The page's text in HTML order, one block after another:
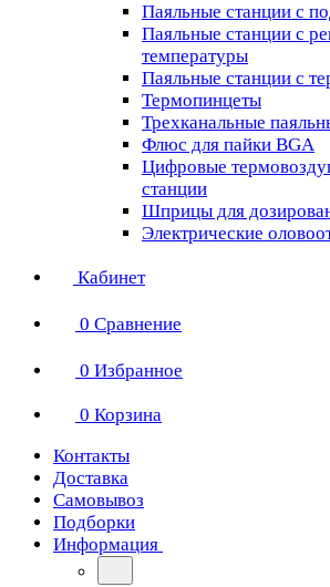
Паяльные станции с
Паяльные станции с
температуры
Паяльные станции с
Термопинцеты
Трехканальные
Флюс для пайки BGA
Цифровые
станции
Шприцы для
Электрические
Кабинет
0 Сравнение
0 Избранное
0 Корзина
Контакты
Доставка
Самовывоз
Подборки
Информация